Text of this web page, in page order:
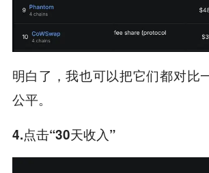
明白了，我也可以把它们都对比
公平。
4.点击“30天收入”